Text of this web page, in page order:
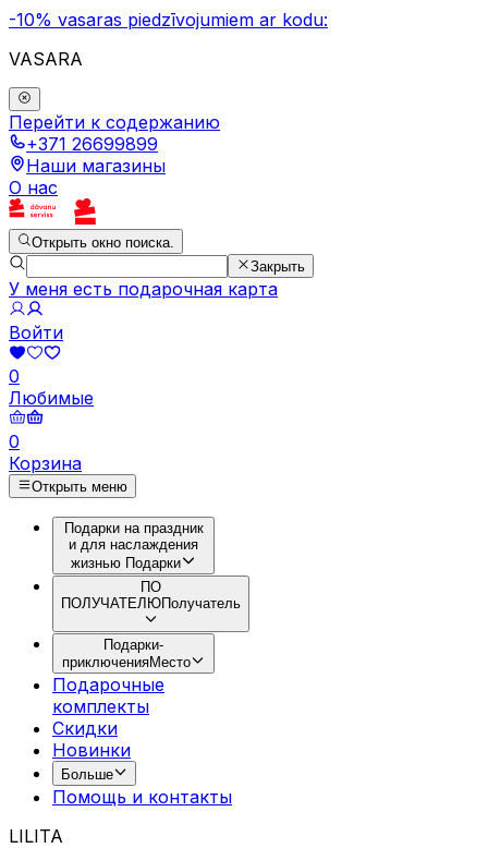
-10% vasaras piedzīvojumiem ar kodu:
VASARA
Перейти к содержанию
+371 26699899
Наши магазины
О нас
Открыть окно поиска.
Закрыть
У меня есть подарочная карта
Войти
0
Любимые
0
Корзина
Открыть меню
Подарки на праздник
и для наслаждения
жизнью Подарки
ПО
ПОЛУЧАТЕЛЮПолучатель
Подарки-
приключенияМесто
Подарочные
комплекты
Скидки
Новинки
Больше
Помощь и контакты
LILITA